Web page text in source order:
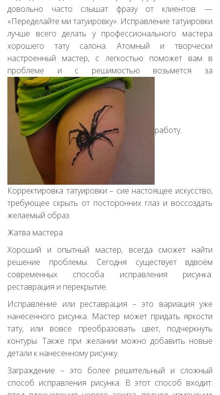
довольно часто слышат фразу от клиентов: —
«Переделайте ми татуировку». Исправление татуировки
лучше всего делать у профессионального мастера
хорошего тату салона. Атомный и творчески
настроенный мастер, с легкостью поможет вам в
проблеме и с решимостью возьмется за
работу.
Корректировка татуировки – сие настоящее искусство,
требующее скрыть от посторонних глаз и воссоздать
желаемый образ.
Жатва мастера
Хороший и опытный мастер, всегда сможет найти
решение проблемы. Сегодня существует вдвоём
современных способа исправления рисунка:
реставрация и перекрытие.
Исправление или реставрация – это вариация уже
нанесенного рисунка. Мастер может придать яркости
тату, или вовсе преобразовать цвет, подчеркнуть
контуры. Также при желании можно добавить новые
детали к нанесенному рисунку.
Заграждение – это более решительный и сложный
способ исправления рисунка. В этот способ входит: